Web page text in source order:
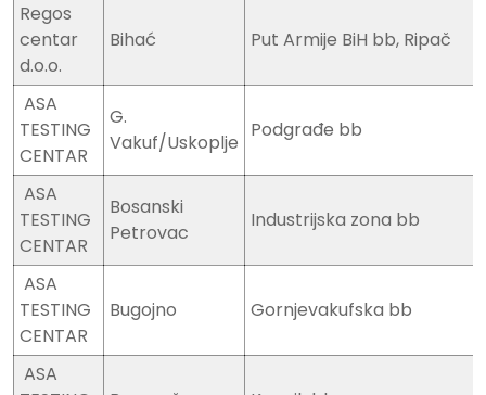
Regos
centar
d.o.o.
Bihać Put Armije BiH bb, Ripač
ASA
TESTING
CENTAR
G.
Vakuf/Uskoplje
Podgrađe bb
ASA
TESTING
CENTAR
Bosanski
Petrovac
Industrijska zona bb
ASA
TESTING
CENTAR
Bugojno Gornjevakufska bb
ASA